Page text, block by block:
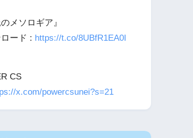
のメソロギア』
ード : https://t.co/8UBfR1EA0I
CS
x.com/powercsunei?s=21